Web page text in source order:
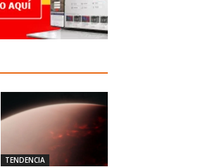
TENDENCIA